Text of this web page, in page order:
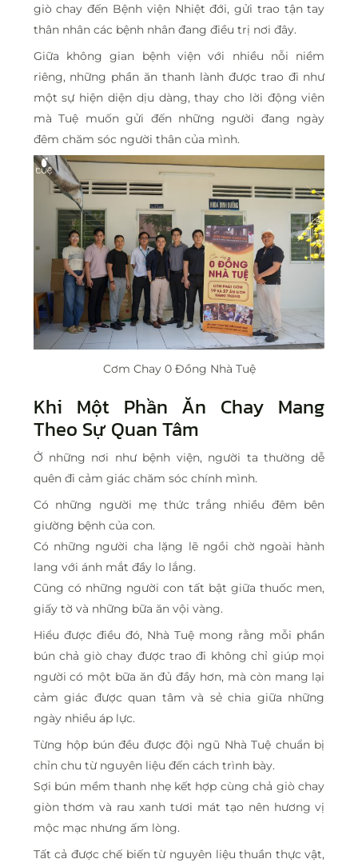
giò chay đến Bệnh viện Nhiệt đới, gửi trao tận tay
thân nhân các bệnh nhân đang điều trị nơi đây.
Giữa không gian bệnh viện với nhiều nỗi niềm
riêng, những phần ăn thanh lành được trao đi như
một sự hiện diện dịu dàng, thay cho lời động viên
mà Tuệ muốn gửi đến những người đang ngày
đêm chăm sóc người thân của mình.
Cơm Chay 0 Đồng Nhà Tuệ
Khi Một Phần Ăn Chay Mang
Theo Sự Quan Tâm
Ở những nơi như bệnh viện, người ta thường dễ
quên đi cảm giác chăm sóc chính mình.
Có những người mẹ thức trắng nhiều đêm bên
giường bệnh của con.
Có những người cha lặng lẽ ngồi chờ ngoài hành
lang với ánh mắt đầy lo lắng.
Cũng có những người con tất bật giữa thuốc men,
giấy tờ và những bữa ăn vội vàng.
Hiểu được điều đó, Nhà Tuệ mong rằng mỗi phần
bún chả giò chay được trao đi không chỉ giúp mọi
người có một bữa ăn đủ đầy hơn, mà còn mang lại
cảm giác được quan tâm và sẻ chia giữa những
ngày nhiều áp lực.
Từng hộp bún đều được đội ngũ Nhà Tuệ chuẩn bị
chỉn chu từ nguyên liệu đến cách trình bày.
Sợi bún mềm thanh nhẹ kết hợp cùng chả giò chay
giòn thơm và rau xanh tươi mát tạo nên hương vị
mộc mạc nhưng ấm lòng.
Tất cả được chế biến từ nguyên liệu thuần thực vật,